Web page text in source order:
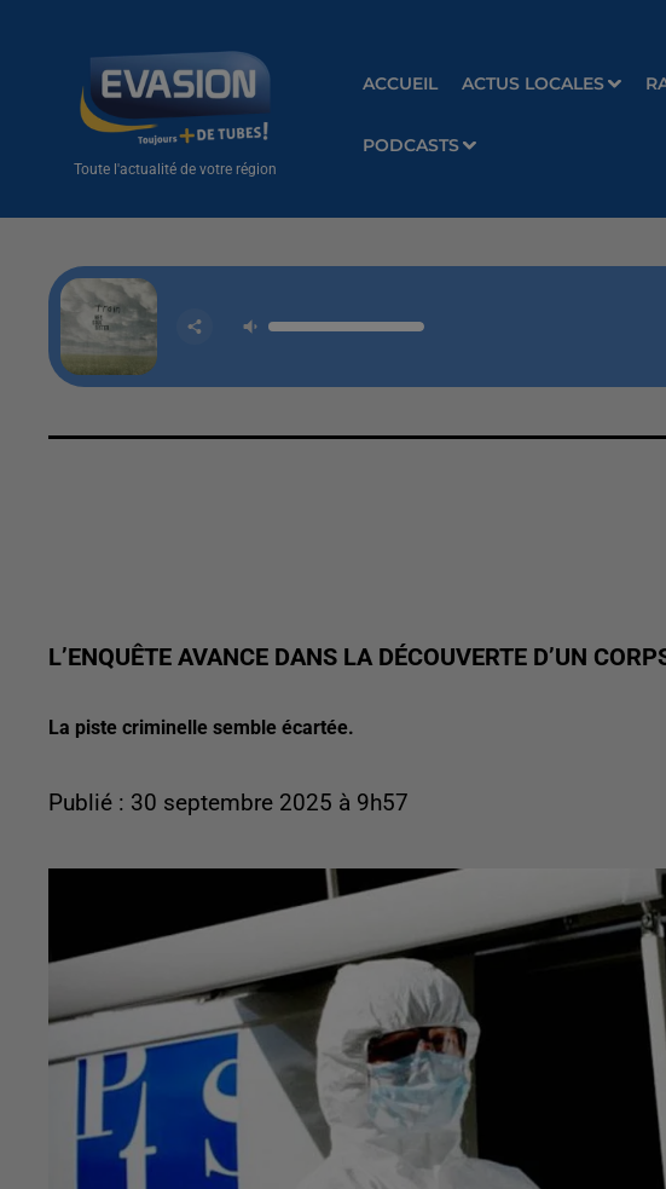
Toute l'actualité de votre région
ACCUEIL ACTUS LOCALES
PODCASTS
L’ENQUÊTE AVANCE DANS LA DÉCOUVERTE D’UN
La piste criminelle semble écartée.
Publié : 30 septembre 2025 à 9h57